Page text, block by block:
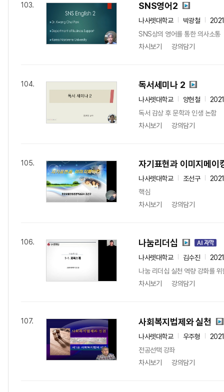
103. SNS영어2
나사렛대학교 박광철
SNS상의 영어를 통한 의사소통
차시보기
강의담기
104. 독서세미나 2
나사렛대학교 양현철
독서 감상 후 문학과 인생 논함
차시보기
강의담기
105. 자기표현과 이미지메이
나사렛대학교 조선구
핵심
차시보기
강의담기
106. 나눔리더십
나사렛대학교 김수진
나눔 리더십 실천 역량 강화를
차시보기
강의담기
107. 사회복지법제와 실천
나사렛대학교 우주형
전공선택 강좌
차시보기
강의담기